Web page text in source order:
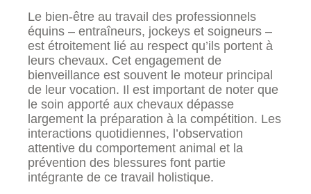
Le bien-être au travail des professionnels
équins – entraîneurs, jockeys et soigneurs –
est étroitement lié au respect qu’ils portent à
leurs chevaux. Cet engagement de
bienveillance est souvent le moteur principal
de leur vocation. Il est important de noter que
le soin apporté aux chevaux dépasse
largement la préparation à la compétition. Les
interactions quotidiennes, l’observation
attentive du comportement animal et la
prévention des blessures font partie
intégrante de ce travail holistique.